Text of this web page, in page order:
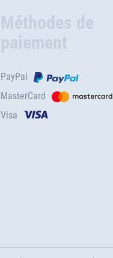
Méthodes de
paiement
PayPal
MasterCard
Visa